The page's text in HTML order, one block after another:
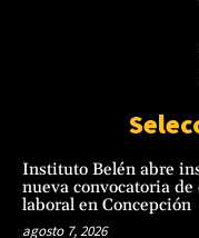
Instituto Belén abre
nueva convocatoria
laboral en Concepción
agosto 7, 2026